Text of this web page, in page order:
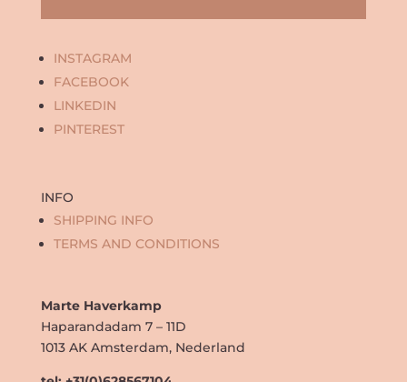
INSTAGRAM
FACEBOOK
LINKEDIN
PINTEREST
INFO
SHIPPING INFO
TERMS AND CONDITIONS
Marte Haverkamp
Haparandadam 7 – 11D
1013 AK Amsterdam, Nederland